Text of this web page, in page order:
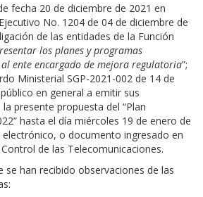
fecha 20 de diciembre de 2021 en
No. 1204 de 04 de diciembre de
de las entidades de la Función
los planes y programas
ente encargado de mejora regulatoria”;
Ministerial SGP-2021-002 de 14 de
en general a emitir sus
presente propuesta del “Plan
hasta el día miércoles 19 de enero de
o documento ingresado en
de las Telecomunicaciones.
han recibido observaciones de las